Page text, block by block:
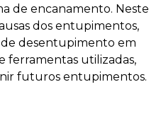
de encanamento. Neste
dos entupimentos,
desentupimento em
ferramentas utilizadas,
futuros entupimentos.